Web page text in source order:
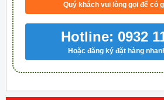
Quý khách vui lòng gọi để có
Hotline: 0932
Hoặc đăng ký đặt hàng